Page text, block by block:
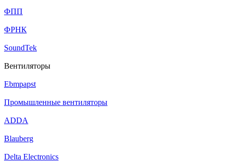
ФПП
ФРНК
SoundTek
Вентиляторы
Ebmpapst
Промышленные вентиляторы
ADDA
Blauberg
Delta Electronics